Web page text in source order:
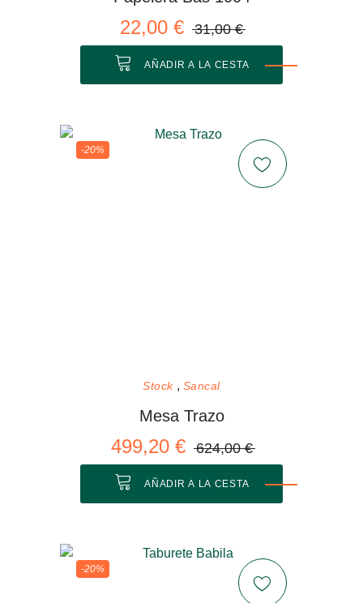
22,00 € 31,00 €
AÑADIR A LA CESTA
-20%
Stock Sancal
Mesa Trazo
499,20 € 624,00 €
AÑADIR A LA CESTA
-20%